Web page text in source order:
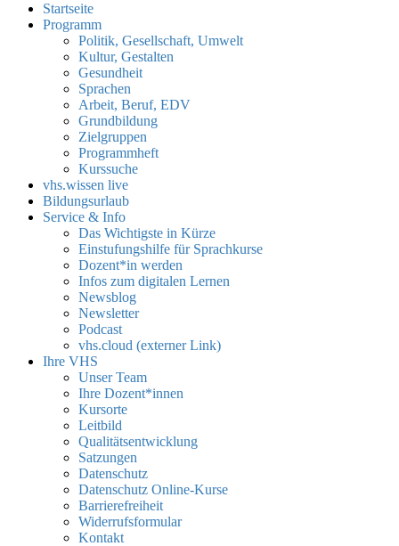
Startseite
Programm
Politik, Gesellschaft, Umwelt
Kultur, Gestalten
Gesundheit
Sprachen
Arbeit, Beruf, EDV
Grundbildung
Zielgruppen
Programmheft
Kurssuche
vhs.wissen live
Bildungsurlaub
Service & Info
Das Wichtigste in Kürze
Einstufungshilfe für Sprachkurse
Dozent*in werden
Infos zum digitalen Lernen
Newsblog
Newsletter
Podcast
vhs.cloud (externer Link)
Ihre VHS
Unser Team
Ihre Dozent*innen
Kursorte
Leitbild
Qualitätsentwicklung
Satzungen
Datenschutz
Datenschutz Online-Kurse
Barrierefreiheit
Widerrufsformular
Kontakt